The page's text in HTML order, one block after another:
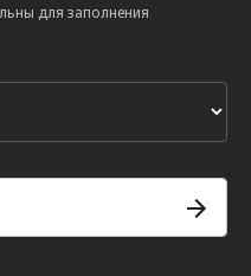
для заполнения